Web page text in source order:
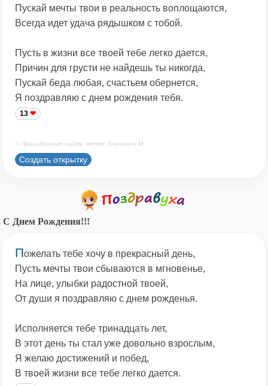
Пускай мечты твои в реальность воплощаются,
Всегда идет удача рядышком с тобой.
Пусть в жизни все твоей тебе легко дается,
Причин для грусти не найдешь ты никогда,
Пускай беда любая, счастьем обернется,
Я поздравляю с днем рождения тебя.
13
© Принадлежит сайту. Автор: Берсанов М.
Создать открытку
С Днем Рождения!!!
Пожелать тебе хочу в прекрасный день,
Пусть мечты твои сбываются в мгновенье,
На лице, улыбки радостной твоей,
От души я поздравляю с днем рожденья.
Исполняется тебе тринадцать лет,
В этот день ты стал уже довольно взрослым,
Я желаю достижений и побед,
В твоей жизни все тебе легко дается.